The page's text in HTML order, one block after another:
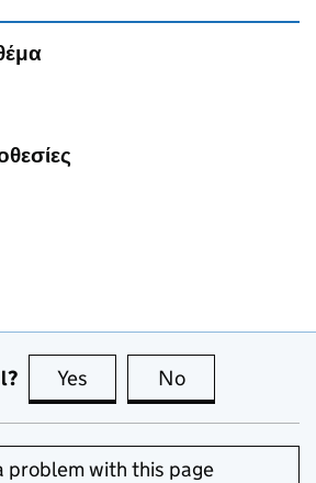
Yes this page is useful
No
problem with this page